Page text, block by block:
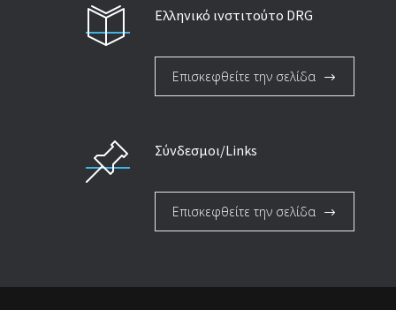
Ελληνικό ινστιτούτο DRG
Επισκεφθείτε την σελίδα
Σύνδεσμοι/Links
Επισκεφθείτε την σελίδα